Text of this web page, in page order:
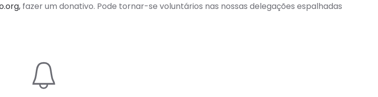
fazer um donativo. Pode tornar-se voluntários nas nossas delegações espalhadas